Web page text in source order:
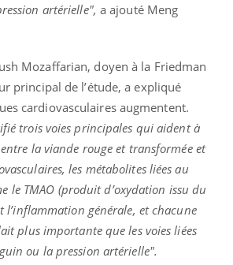
artérielle", a ajouté Meng
Mozaffarian, doyen à la Friedman
principal de l’étude, a expliqué
cardiovasculaires augmentent.
trois voies principales qui aident à
la viande rouge et transformée et
les métabolites liées au
le TMAO (produit d’oxydation issu du
l’inflammation générale, et chacune
plus importante que les voies liées
ou la pression artérielle".